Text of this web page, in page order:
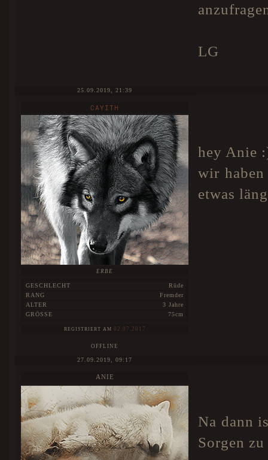
LG
25.09.2019, 21:39
CAYITH
ERBE
GESCHLECHT
Rüde
RANG
Fremder
ALTER
3 Jahre
GRÖSSE
75cm
REGISTRIERT AM 02.07.2017
OFFLINE
hey Anie
wir
etwas
27.09.2019, 09:17
ANIE
Na dann
Sorgen